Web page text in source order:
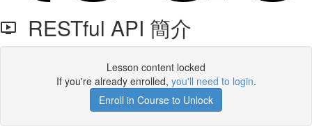
RESTful API 簡介
Lesson content locked
If you're already enrolled, you'll need to login.
Enroll in Course to Unlock